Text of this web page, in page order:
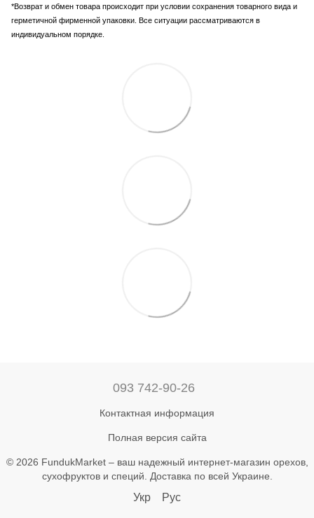
*Возврат и обмен товара происходит при условии сохранения товарного вида и
герметичной фирменной упаковки. Все ситуации рассматриваются в
индивидуальном порядке.
093 742-90-26
Контактная информация
Полная версия сайта
© 2026 FundukMarket – ваш надежный интернет-магазин орехов,
сухофруктов и специй. Доставка по всей Украине.
Укр Рус